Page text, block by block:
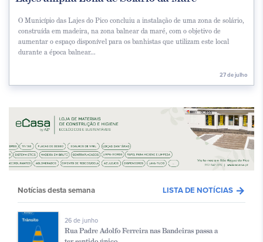
O Município das Lajes do Pico concluiu a instalação de uma zona de solário,
construída em madeira, na zona balnear da maré, com o objetivo de
aumentar o espaço disponível para os banhistas que utilizam este local
durante a época balnear...
27 de julho
Notícias desta semana LISTA DE NOTÍCIAS arrow_forward
26 de junho
Rua Padre Adolfo Ferreira nas Bandeiras passa a